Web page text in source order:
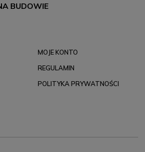
BUDOWIE
MOJE KONTO
REGULAMIN
POLITYKA PRYWATNOŚCI